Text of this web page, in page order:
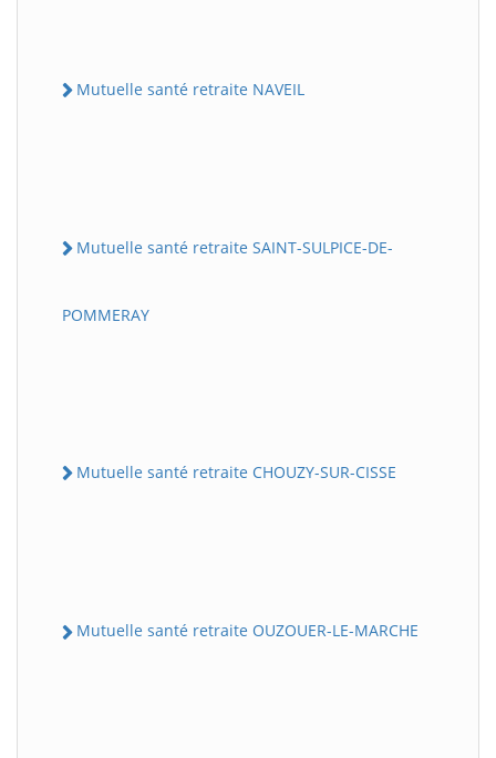
Mutuelle santé retraite NAVEIL
Mutuelle santé retraite SAINT-SULPICE-DE-
POMMERAY
Mutuelle santé retraite CHOUZY-SUR-CISSE
Mutuelle santé retraite OUZOUER-LE-MARCHE